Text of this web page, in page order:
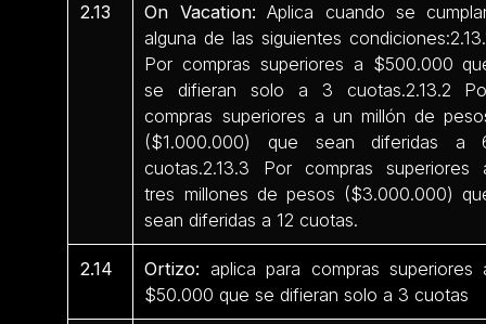
2.13 On Vacation:Aplica cuando se
alguna de las siguientes
Por compras superiores a $500.000
se difieran solo a 3 cuotas.2.13.2
compras superiores a un millón de
($1.000.000) que sean diferidas a
cuotas.2.13.3 Por compras superiores
tres millones de pesos ($3.000.000)
sean diferidas a 12 cuotas.
2.14 Ortizo: aplica para compras superiores
$50.000 que se difieran solo a 3 cuotas